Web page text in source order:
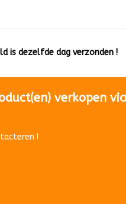
is dezelfde dag verzonden !
verkopen
!